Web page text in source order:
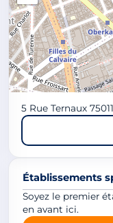
5 Rue Ternaux
Établissements
Soyez le premier
en avant ici.